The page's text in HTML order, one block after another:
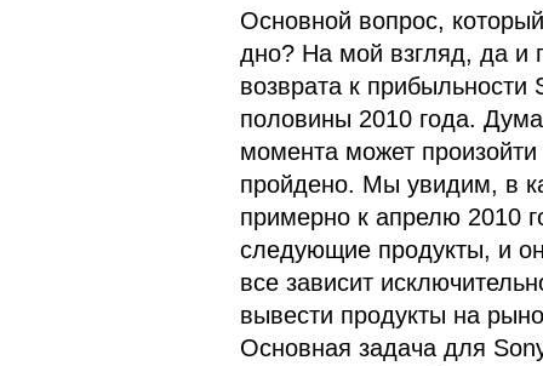
Основной вопрос,
дно? На мой взгляд, да и
возврата к
половины 2010 года.
момента может
пройдено. Мы увидим, в
примерно к апрелю 2010
следующие продукты, и
все зависит
вывести продукты на
Основная задача для